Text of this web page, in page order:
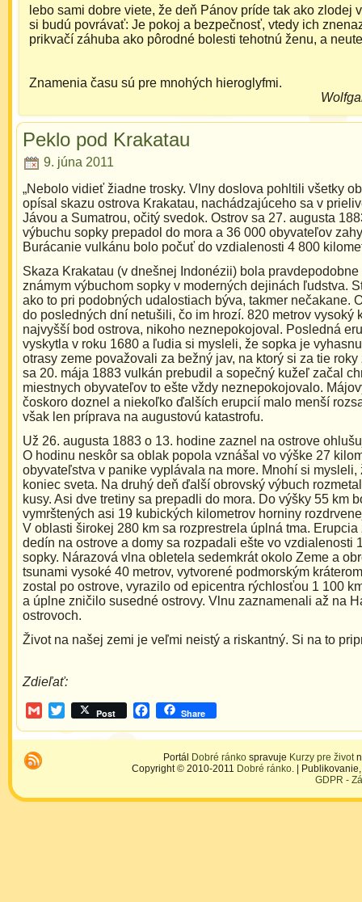
lebo sami dobre viete, že deň Pánov príde tak ako zlodej
si budú povrávať: Je pokoj a bezpečnosť, vtedy ich
prikvačí záhuba ako pôrodné bolesti tehotnú ženu, a
Znamenia času sú pre mnohých hieroglyfmi.
Peklo pod Krakatau
9. júna 2011
„Nebolo vidieť žiadne trosky. Vlny doslova pohltili všetky
opísal skazu ostrova Krakatau, nachádzajúceho sa v
Jávou a Sumatrou, očitý svedok. Ostrov sa 27. augusta
výbuchu sopky prepadol do mora a 36 000 obyvateľov
Burácanie vulkánu bolo počuť do vzdialenosti 4 800
Skaza Krakatau (v dnešnej Indonézii) bola
známym výbuchom sopky v moderných dejinách ľudstva.
ako to pri podobných udalostiach býva, takmer nečakane.
do posledných dní netušili, čo im hrozí. 820 metrov vysoký
najvyšší bod ostrova, nikoho neznepokojoval. Posledná
vyskytla v roku 1680 a ľudia si mysleli, že sopka je
otrasy zeme považovali za bežný jav, na ktorý si za tie
sa 20. mája 1883 vulkán prebudil a sopečný kužeľ začal
miestnych obyvateľov to ešte vždy neznepokojovalo.
čoskoro doznel a niekoľko ďalších erupcií malo menší
však len príprava na augustovú katastrofu.
Už 26. augusta 1883 o 13. hodine zaznel na ostrove
O hodinu neskôr sa oblak popola vznášal vo výške 27
obyvateľstva v panike vyplávala na more. Mnohí si mysleli,
koniec sveta. Na druhý deň ďalší obrovský výbuch
kusy. Asi dve tretiny sa prepadli do mora. Do výšky 55 km
vymrštených asi 19 kubických kilometrov horniny
V oblasti širokej 280 km sa rozprestrela úplná tma. Erupcia
dedín na ostrove a domy sa rozpadali ešte vo vzdialenosti
sopky. Nárazová vlna obletela sedemkrát okolo Zeme a
tsunami vysoké 40 metrov, vytvorené podmorským
zostal po ostrove, vyrazilo od epicentra rýchlosťou 1 100
a úplne zničilo susedné ostrovy. Vlnu zaznamenali až na
ostrovoch.
Život na našej zemi je veľmi neistý a riskantný. Si na to
Zdieľať:
GmailTwitterPost Facebook
Share
Portál Dobré ránko spravuje Kurzy pre život
Copyright © 2010-2011 Dobré ránko. |
GDPR -